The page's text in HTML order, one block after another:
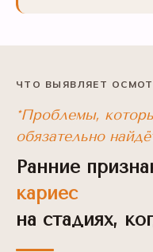
ЧТО ВЫЯВЛЯЕТ
*Проблемы,
обязательно
Ранние
кариес
на стадиях,